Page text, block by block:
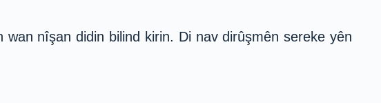
nîşan didin bilind kirin. Di nav dirûşmên sereke yên